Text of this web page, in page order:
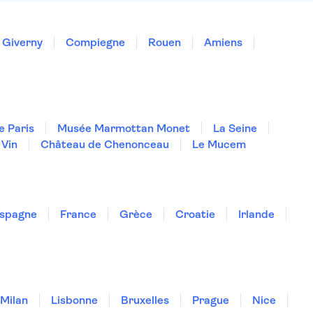
Giverny Compiegne Rouen
Amiens
Paris Musée Marmottan Monet
La Seine
Château de Chenonceau
Le Mucem
France Grèce Croatie
Irlande
Milan Lisbonne Bruxelles Prague
Nice